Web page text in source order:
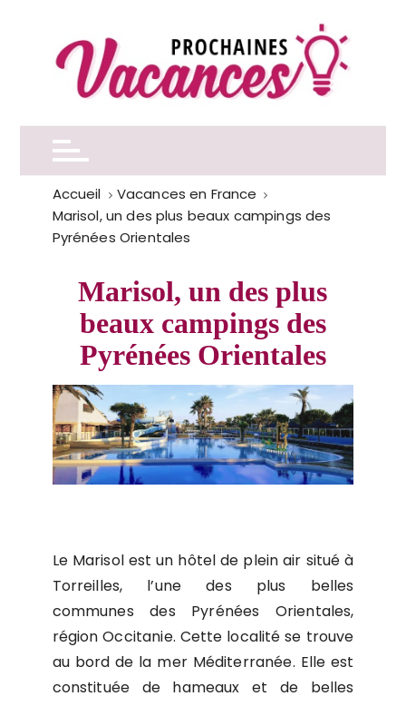
r
Prochaines vacances
Accueil
Vacances en France
Marisol, un des plus beaux campings des
Pyrénées Orientales
Marisol, un des plus
beaux campings des
Pyrénées Orientales
Le Marisol est un hôtel de plein air situé à
Torreilles, l’une des plus belles
communes des Pyrénées Orientales,
région Occitanie. Cette localité se trouve
au bord de la mer Méditerranée. Elle est
constituée de hameaux et de belles